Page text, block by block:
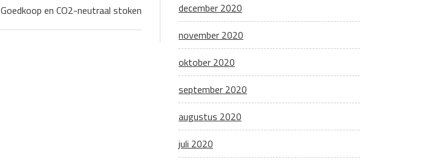
Goedkoop en CO2-neutraal stoken
december 2020
november 2020
oktober 2020
september 2020
augustus 2020
juli 2020